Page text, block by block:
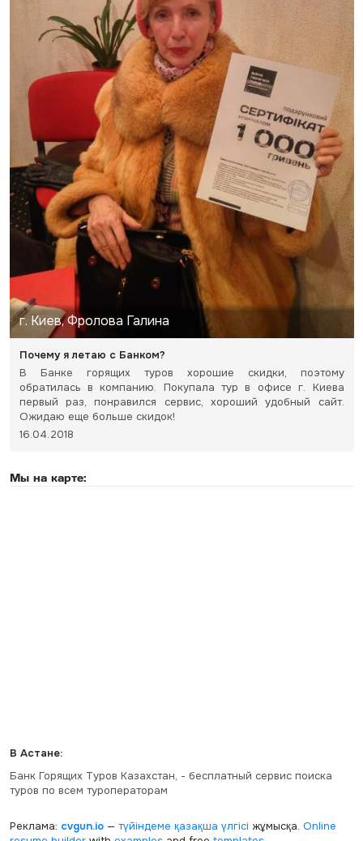
г. Киев, Фролова Галина
Почему я летаю с Банком?
В Банке горящих туров хорошие скидки, поэтому
обратилась в компанию. Покупала тур в офисе г. Киева
первый раз, понравился сервис, хороший удобный сайт.
Ожидаю еще больше скидок!
16.04.2018
Мы на карте:
В Астане:
Банк Горящих Туров Казахстан, - бесплатный сервис поиска
туров по всем туроператорам
Реклама: cvgun.io— түйіндеме қазақша үлгісі жұмысқа. Online